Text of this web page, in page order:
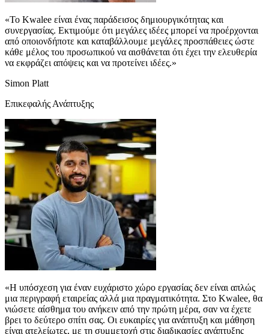
«Το Kwalee είναι ένας παράδεισος δημιουργικότητας και
συνεργασίας. Εκτιμούμε ότι μεγάλες ιδέες μπορεί να προέρχονται
από οποιονδήποτε και καταβάλλουμε μεγάλες προσπάθειες ώστε
κάθε μέλος του προσωπικού να αισθάνεται ότι έχει την ελευθερία
να εκφράζει απόψεις και να προτείνει ιδέες.»
Simon Platt
Επικεφαλής Ανάπτυξης
«Η υπόσχεση για έναν ευχάριστο χώρο εργασίας δεν είναι απλώς
μια περιγραφή εταιρείας αλλά μια πραγματικότητα. Στο Kwalee, θα
νιώσετε αίσθημα του ανήκειν από την πρώτη μέρα, σαν να έχετε
βρει το δεύτερο σπίτι σας. Οι ευκαιρίες για ανάπτυξη και μάθηση
είναι ατελείωτες, με τη συμμετοχή στις διαδικασίες ανάπτυξης